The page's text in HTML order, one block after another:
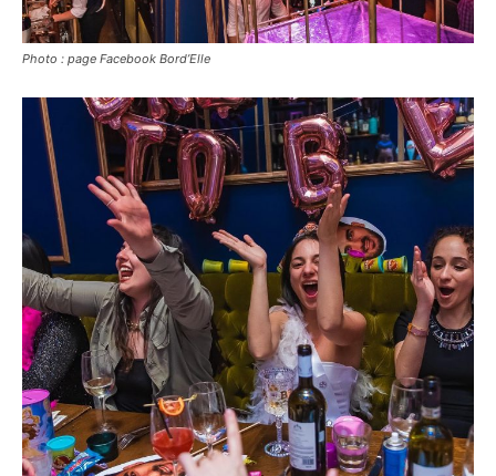
Photo : page Facebook Bord’Elle